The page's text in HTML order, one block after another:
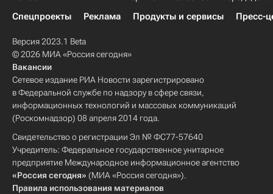
Спецпроекты
Реклама Продукты и сервисы Пресс-
Версия 2023.1 Beta
© 2026 МИА «Россия сегодня»
Вакансии
Сетевое издание РИА Новости зарегистрировано
в Федеральной службе по надзору в сфере связи,
информационных технологий и массовых коммуникаций
(Роскомнадзор) 08 апреля 2014 года.
Свидетельство о регистрации Эл № ФС77-57640
Учредитель: Федеральное государственное унитарное
предприятие Международное информационное агентство
«Россия сегодня» (МИА «Россия сегодня»).
Правила использования материалов